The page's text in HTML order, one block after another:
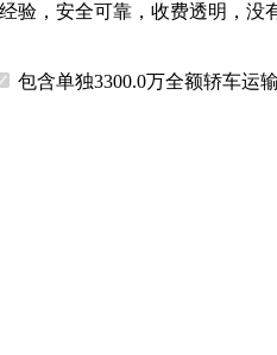
，安全可靠，收费透明，
包含单独3300.0万全额轿车运